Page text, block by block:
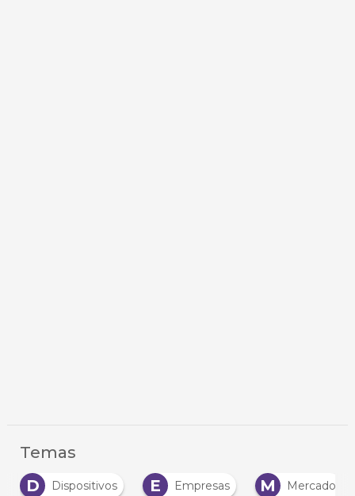
Temas
D
Dispositivos Empresas M Mercado